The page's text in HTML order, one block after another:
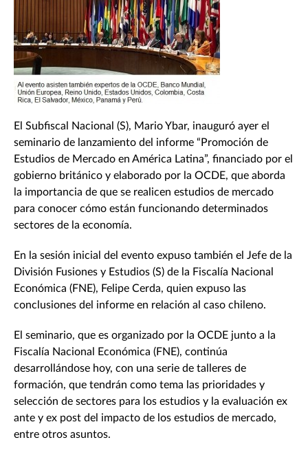
El Subfiscal Nacional (S), Mario Ybar, inauguró ayer el
seminario de lanzamiento del informe “Promoción de
Estudios de Mercado en América Latina”, financiado por el
gobierno británico y elaborado por la OCDE, que aborda
la importancia de que se realicen estudios de mercado
para conocer cómo están funcionando determinados
sectores de la economía.
En la sesión inicial del evento expuso también el Jefe de la
División Fusiones y Estudios (S) de la Fiscalía Nacional
Económica (FNE), Felipe Cerda, quien expuso las
conclusiones del informe en relación al caso chileno.
El seminario, que es organizado por la OCDE junto a la
Fiscalía Nacional Económica (FNE), continúa
desarrollándose hoy, con una serie de talleres de
formación, que tendrán como tema las prioridades y
selección de sectores para los estudios y la evaluación ex
ante y ex post del impacto de los estudios de mercado,
entre otros asuntos.